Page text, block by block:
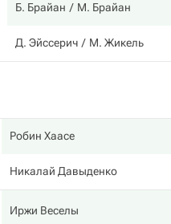
Б. Брайан М. Брайан
Д. Эйссерич М. Жикель
Робин Хаасе
Никалай Давыденко
Иржи Веселы